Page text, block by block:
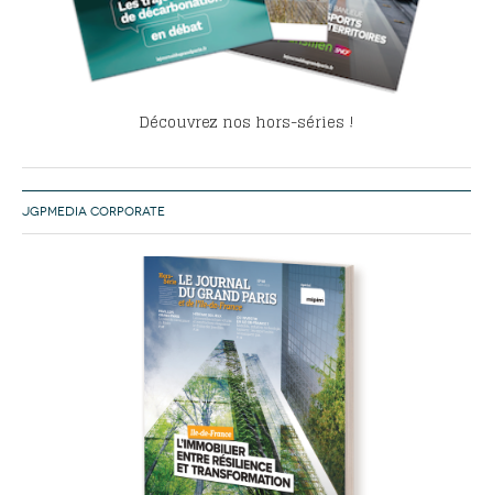
Découvrez nos hors-séries !
JGPMEDIA CORPORATE